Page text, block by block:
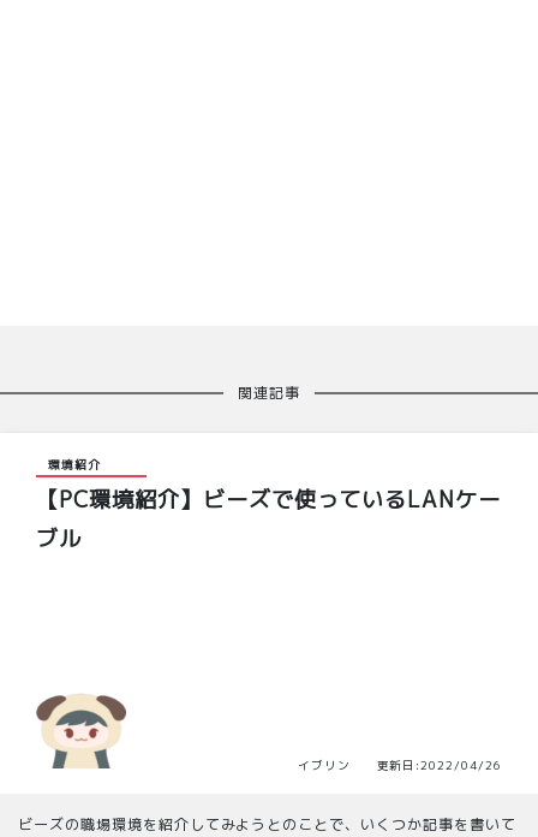
関連記事
環境紹介
【PC環境紹介】ビーズで使っているLANケー
ブル
イブリン 更新日:2022/04/26
ビーズの職場環境を紹介してみようとのことで、いくつか記事を書いて